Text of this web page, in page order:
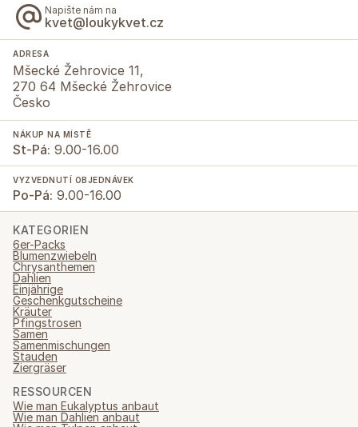
Napište nám na
kvet@loukykvet.cz
ADRESA
Mšecké Žehrovice 11,
270 64 Mšecké Žehrovice
Česko
NÁKUP NA MÍSTĚ
St-Pá: 9.00-16.00
VYZVEDNUTÍ OBJEDNÁVEK
Po-Pá: 9.00-16.00
KATEGORIEN
6er-Packs
Blumenzwiebeln
Chrysanthemen
Dahlien
Einjährige
Geschenkgutscheine
Kräuter
Pfingstrosen
Samen
Samenmischungen
Stauden
Ziergräser
RESSOURCEN
Wie man Eukalyptus anbaut
Wie man Dahlien anbaut